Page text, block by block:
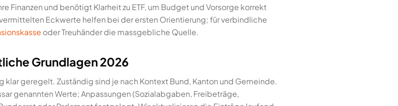
Finanzen und benötigt Klarheit zu ETF, um Budget und Vorsorge korrekt
Eckwerte helfen bei der ersten Orientierung; für verbindliche
oder Treuhänder die massgebliche Quelle.
Grundlagen 2026
klar geregelt. Zuständig sind je nach Kontext Bund, Kanton und Gemeinde.
genannten Werte; Anpassungen (Sozialabgaben, Freibeträge,